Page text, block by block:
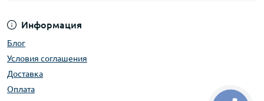
Информация
Блог
Условия соглашения
Доставка
Оплата